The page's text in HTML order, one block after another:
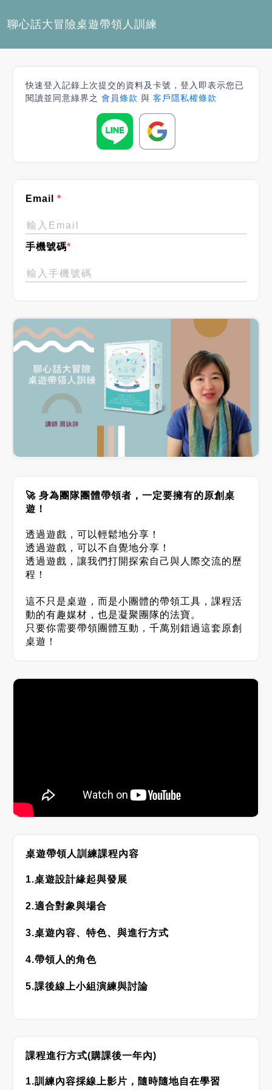
聊心話大冒險桌遊帶領人訓練
快速登入記錄上次提交的資料及卡號，登入即表示您已
閱讀並同意綠界之會員條款 與客戶隱私權條款
Email*
手機號碼*
🚀 身為團隊團體帶領者，一定要擁有的原創桌
遊！
透過遊戲，可以輕鬆地分享！
透過遊戲，可以不自覺地分享！
透過遊戲，讓我們打開探索自己與人際交流的歷
程！
這不只是桌遊，而是小團體的帶領工具，課程活
動的有趣媒材，也是凝聚團隊的法寶。
只要你需要帶領團體互動，千萬別錯過這套原創
桌遊！
桌遊帶領人訓練課程內容
1.桌遊設計緣起與發展
2.適合對象與場合
3.桌遊內容、特色、與進行方式
4.帶領人的角色
5.課後線上小組演練與討論
課程進行方式(購課後一年內)
1.訓練內容採線上影片，隨時隨地自在學習